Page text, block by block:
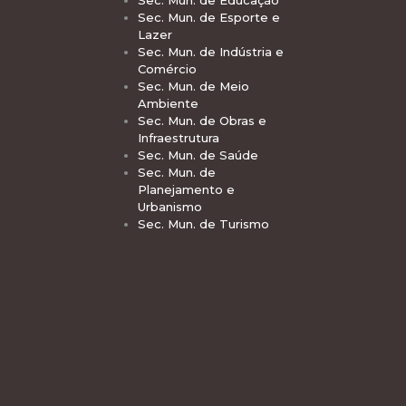
Sec. Mun. de Esporte e
Lazer
Sec. Mun. de Indústria e
Comércio
Sec. Mun. de Meio
Ambiente
Sec. Mun. de Obras e
Infraestrutura
Sec. Mun. de Saúde
Sec. Mun. de
Planejamento e
Urbanismo
Sec. Mun. de Turismo